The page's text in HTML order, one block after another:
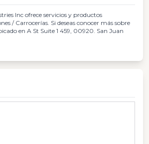
Inc ofrece servicios y productos
/ Carrocerías. Si deseas conocer más sobre
en A St Suite 1 459, 00920. San Juan